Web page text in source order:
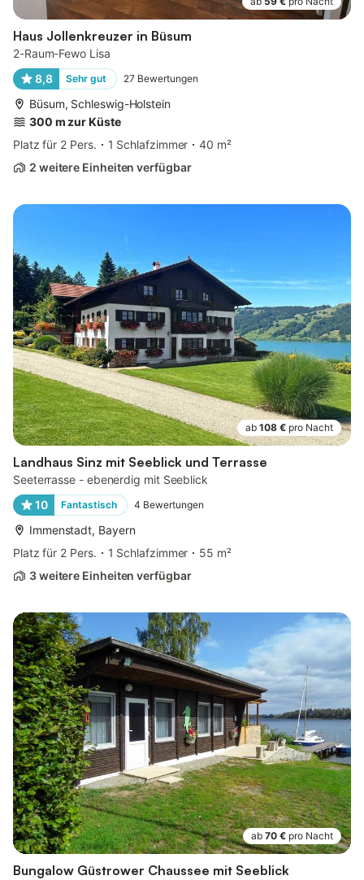
Haus Jollenkreuzer in Büsum
2-Raum-Fewo Lisa
8,8
Sehr gut 27 Bewertungen
Büsum, Schleswig-Holstein
300 m zur Küste
Platz für 2 Pers.
1 Schlafzimmer
40 m²
2 weitere Einheiten verfügbar
ab 108 € pro Nacht
Landhaus Sinz mit Seeblick und Terrasse
Seeterrasse - ebenerdig mit Seeblick
10
Fantastisch 4 Bewertungen
Immenstadt, Bayern
Platz für 2 Pers.
1 Schlafzimmer
55 m²
3 weitere Einheiten verfügbar
ab 70 € pro Nacht
Bungalow Güstrower Chaussee mit Seeblick